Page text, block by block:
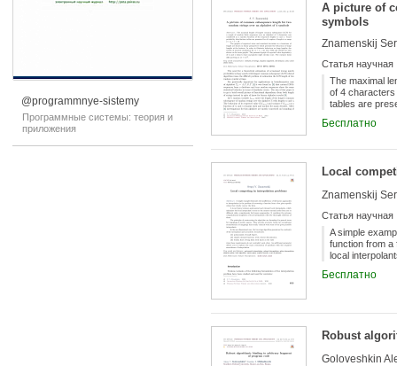
@programmnye-sistemy
Программные системы: теория и
приложения
A picture of
symbols
Znamenskij
Статья научная
The maximal
of 4 characters
tables are
Бесплатно
Local
Znamenskij
Статья научная
A simple
function from a
local
the thorought
the continuity
do not
Бесплатно
Robust
Goloveshkin